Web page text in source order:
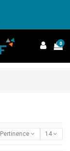
0
Pertinence 14